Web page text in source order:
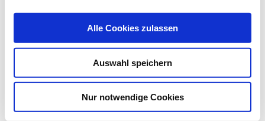
Alle Cookies zulassen
Auswahl speichern
Nur notwendige Cookies
Das könnte Sie auch interessieren: